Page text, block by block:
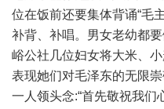
位在饭前还要集体背诵“毛
补背、补唱。男女老幼都
峪公社几位妇女将大米、
表现她们对毛泽东的无限
一人领头念:“首先敬祝我们